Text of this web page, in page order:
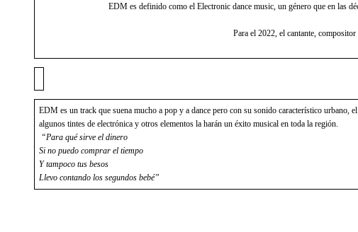
EDM es definido como el Electronic dance music, un género que en las
Para el 2022, el cantante,
EDM es un track que suena mucho a pop y a dance pero con su sonido característico urbano,
algunos tintes de electrónica y otros elementos la harán un éxito musical en toda la región.
“Para qué sirve el dinero
Si no puedo comprar el tiempo
Y tampoco tus besos
Llevo contando los segundos bebé”